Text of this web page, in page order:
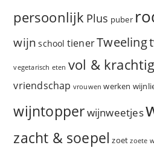
persoonlijk Plus puber
wijn school tienerTweeling
vegetarisch eten vol & krachtig
vriendschap vrouwen werken
wijntopperwijnweetjes
zacht & soepel zoet zoete